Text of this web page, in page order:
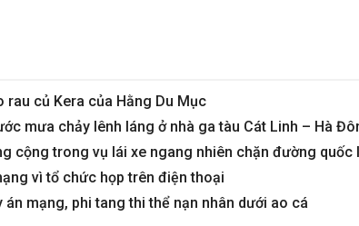
rau củ Kera của Hằng Du Mục
mưa chảy lênh láng ở nhà ga tàu Cát Linh – Hà
cộng trong vụ lái xe ngang nhiên chặn đường quốc
vì tổ chức họp trên điện thoại
mạng, phi tang thi thể nạn nhân dưới ao cá